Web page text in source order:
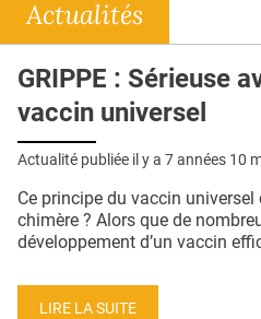
DOSSIERS
RÉSEAUX
E-REVUE SAD
QUI SOMMES-NOUS ?
CONDITIONS GÉNÉRALES
Actualités
GRIPPE : Sérieuse
vaccin universel
Actualité publiée il y a 7 années 10
Ce principe du vaccin
chimère ? Alors que de
développement d’un vaccin
LIRE LA SUITE